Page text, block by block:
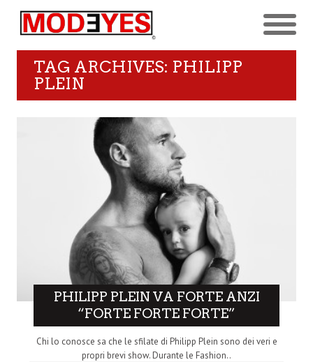
TAG ARCHIVES: PHILIPP
PLEIN
PHILIPP PLEIN VA FORTE ANZI
“FORTE FORTE FORTE”
Chi lo conosce sa che le sfilate di Philipp Plein sono dei veri e
propri brevi show. Durante le Fashion..